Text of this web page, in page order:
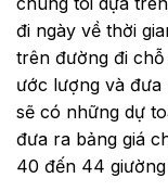
đi ngày về thời
trên đường đi
ước lượng và
sẽ có những dự
đưa ra bảng giá
40 đến 44